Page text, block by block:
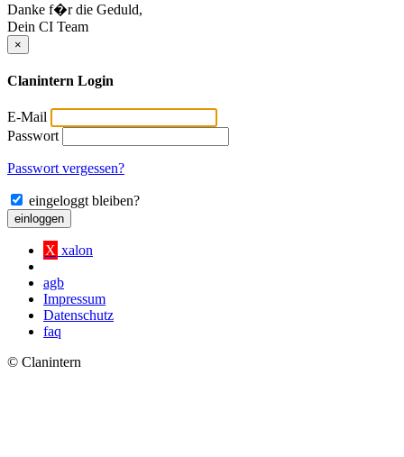
Danke f�r die Geduld,
Dein CI Team
×
Clanintern Login
E-Mail
Passwort
Passwort vergessen?
eingeloggt bleiben?
einloggen
X xalon
agb
Impressum
Datenschutz
faq
© Clanintern